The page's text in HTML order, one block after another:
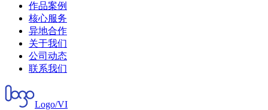
作品案例
核心服务
异地合作
关于我们
公司动态
联系我们
Logo/VI